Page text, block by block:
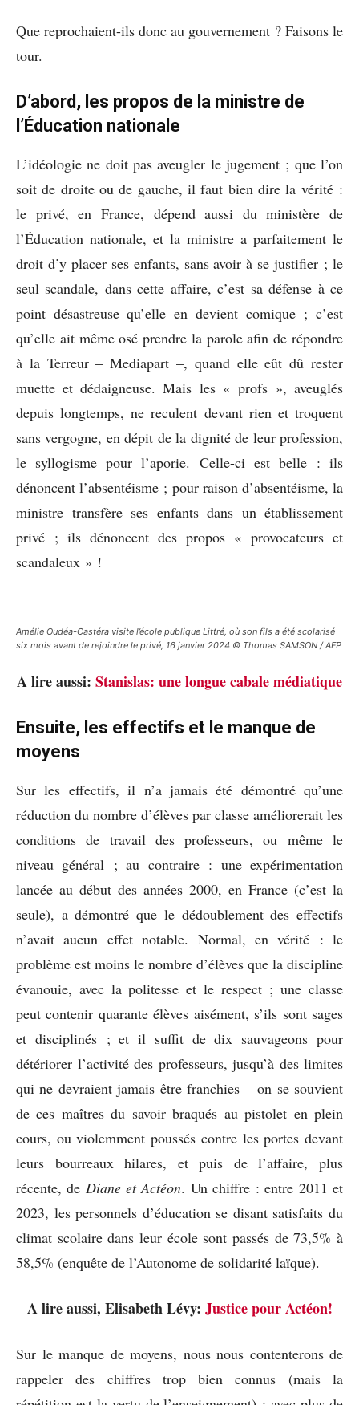
Que reprochaient-ils donc au gouvernement ? Faisons le
tour.
D’abord, les propos de la ministre de
l’Éducation nationale
L’idéologie ne doit pas aveugler le jugement ; que l’on
soit de droite ou de gauche, il faut bien dire la vérité :
le privé, en France, dépend aussi du ministère de
l’Éducation nationale, et la ministre a parfaitement le
droit d’y placer ses enfants, sans avoir à se justifier ; le
seul scandale, dans cette affaire, c’est sa défense à ce
point désastreuse qu’elle en devient comique ; c’est
qu’elle ait même osé prendre la parole afin de répondre
à la Terreur – Mediapart –, quand elle eût dû rester
muette et dédaigneuse. Mais les « profs », aveuglés
depuis longtemps, ne reculent devant rien et troquent
sans vergogne, en dépit de la dignité de leur profession,
le syllogisme pour l’aporie. Celle-ci est belle : ils
dénoncent l’absentéisme ; pour raison d’absentéisme, la
ministre transfère ses enfants dans un établissement
privé ; ils dénoncent des propos « provocateurs et
scandaleux » !
Amélie Oudéa-Castéra visite l’école publique Littré, où son fils a été scolarisé
six mois avant de rejoindre le privé, 16 janvier 2024 © Thomas SAMSON / AFP
A lire aussi: Stanislas: une longue cabale médiatique
Ensuite, les effectifs et le manque de
moyens
Sur les effectifs, il n’a jamais été démontré qu’une
réduction du nombre d’élèves par classe améliorerait les
conditions de travail des professeurs, ou même le
niveau général ; au contraire : une expérimentation
lancée au début des années 2000, en France (c’est la
seule), a démontré que le dédoublement des effectifs
n’avait aucun effet notable. Normal, en vérité : le
problème est moins le nombre d’élèves que la discipline
évanouie, avec la politesse et le respect ; une classe
peut contenir quarante élèves aisément, s’ils sont sages
et disciplinés ; et il suffit de dix sauvageons pour
détériorer l’activité des professeurs, jusqu’à des limites
qui ne devraient jamais être franchies – on se souvient
de ces maîtres du savoir braqués au pistolet en plein
cours, ou violemment poussés contre les portes devant
leurs bourreaux hilares, et puis de l’affaire, plus
récente, de Diane et Actéon. Un chiffre : entre 2011 et
2023, les personnels d’éducation se disant satisfaits du
climat scolaire dans leur école sont passés de 73,5% à
58,5% (enquête de l’Autonome de solidarité laïque).
A lire aussi, Elisabeth Lévy: Justice pour Actéon!
Sur le manque de moyens, nous nous contenterons de
rappeler des chiffres trop bien connus (mais la